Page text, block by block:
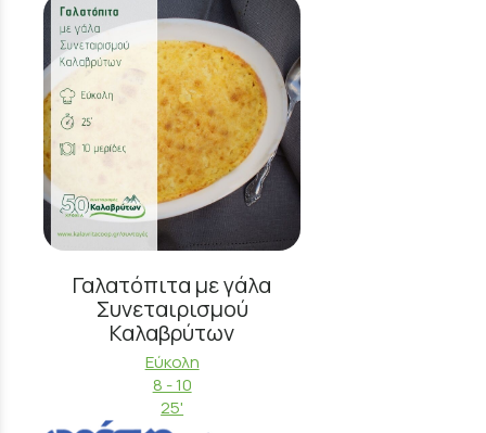
Γαλατόπιτα με γάλα
Συνεταιρισμού
Καλαβρύτων
Εύκολη
8 - 10
25'